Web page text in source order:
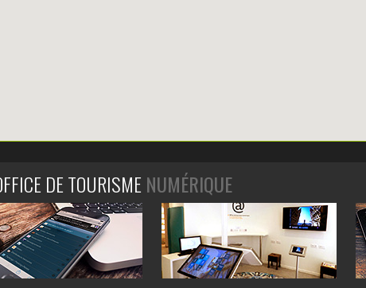
DE TOURISME NUMÉRIQUE